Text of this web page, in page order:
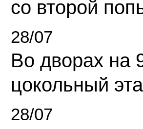
со второй
28/07
Во дворах на
цокольный
28/07